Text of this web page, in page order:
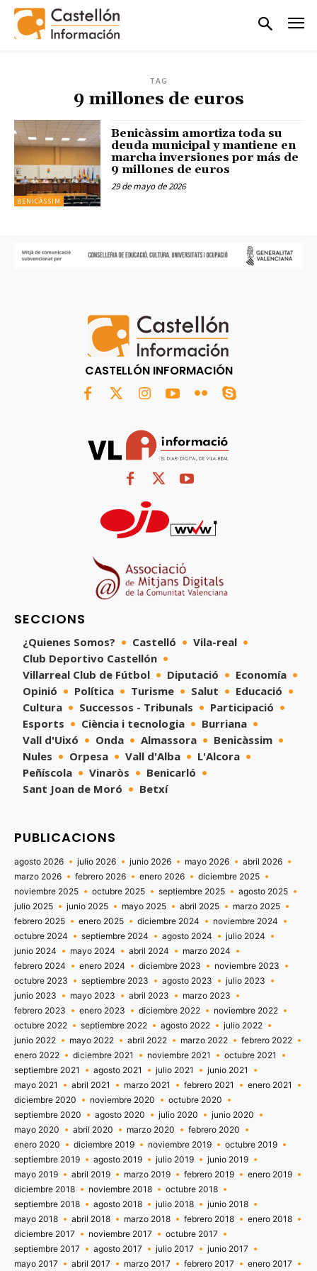
TAG
9 millones de euros
BENICÀSSIM
Benicàssim amortiza toda su
deuda municipal y mantiene en
marcha inversiones por más de
9 millones de euros
29 de mayo de 2026
CASTELLÓN INFORMACIÓN
SECCIONS
¿Quienes Somos? Castelló
Vila-real
Club Deportivo Castellón
Villarreal Club de Fútbol
Diputació
Economía
Opinió
Política Turisme Salut
Educació
Cultura
Successos - Tribunals
Participació
Esports
Ciència i tecnologia
Burriana
Vall d'Uixó
Onda Almassora
Benicàssim
Nules
Orpesa Vall d'Alba
L'Alcora
Peñíscola
Vinaròs
Benicarló
Sant Joan de Moró
Betxí
PUBLICACIONS
agosto 2026 julio 2026 junio 2026 mayo 2026
abril 2026
marzo 2026
febrero 2026 enero 2026
diciembre 2025
noviembre 2025
octubre 2025 septiembre 2025
agosto 2025
julio 2025
junio 2025 mayo 2025 abril 2025
marzo 2025
febrero 2025
enero 2025 diciembre 2024
noviembre 2024
octubre 2024
septiembre 2024 agosto 2024
julio 2024
junio 2024
mayo 2024 abril 2024
marzo 2024
febrero 2024
enero 2024 diciembre 2023
noviembre 2023
octubre 2023
septiembre 2023 agosto 2023
julio 2023
junio 2023
mayo 2023 abril 2023
marzo 2023
febrero 2023
enero 2023 diciembre 2022
noviembre 2022
octubre 2022
septiembre 2022 agosto 2022
julio 2022
junio 2022
mayo 2022 abril 2022 marzo 2022
febrero 2022
enero 2022
diciembre 2021 noviembre 2021
octubre 2021
septiembre 2021
agosto 2021 julio 2021
junio 2021
mayo 2021
abril 2021 marzo 2021 febrero 2021
enero 2021
diciembre 2020
noviembre 2020
octubre 2020
septiembre 2020
agosto 2020 julio 2020
junio 2020
mayo 2020
abril 2020 marzo 2020
febrero 2020
enero 2020
diciembre 2019 noviembre 2019
octubre 2019
septiembre 2019
agosto 2019 julio 2019
junio 2019
mayo 2019
abril 2019 marzo 2019 febrero 2019
enero 2019
diciembre 2018
noviembre 2018
octubre 2018
septiembre 2018
agosto 2018 julio 2018
junio 2018
mayo 2018
abril 2018 marzo 2018 febrero 2018
enero 2018
diciembre 2017
noviembre 2017
octubre 2017
septiembre 2017
agosto 2017 julio 2017
junio 2017
mayo 2017
abril 2017 marzo 2017 febrero 2017 enero 2017